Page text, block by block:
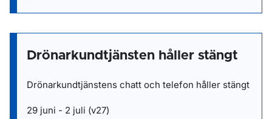
Drönarkundtjänsten håller stängt
Drönarkundtjänstens chatt och telefon håller stängt
29 juni - 2 juli (v27)